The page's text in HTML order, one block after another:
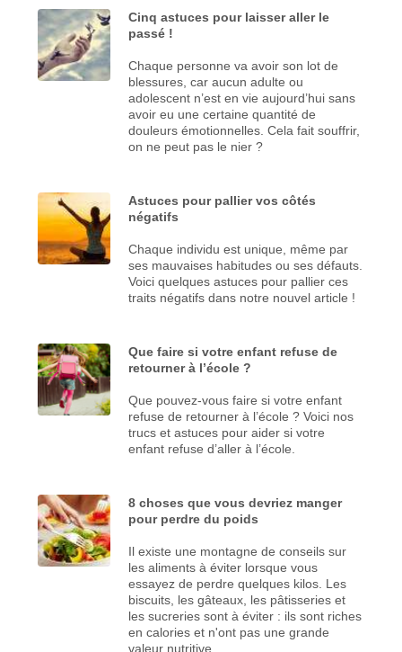
Cinq astuces pour laisser aller le
passé !
Chaque personne va avoir son lot de
blessures, car aucun adulte ou
adolescent n’est en vie aujourd’hui sans
avoir eu une certaine quantité de
douleurs émotionnelles. Cela fait souffrir,
on ne peut pas le nier ?
Astuces pour pallier vos côtés
négatifs
Chaque individu est unique, même par
ses mauvaises habitudes ou ses défauts.
Voici quelques astuces pour pallier ces
traits négatifs dans notre nouvel article !
Que faire si votre enfant refuse de
retourner à l’école ?
Que pouvez-vous faire si votre enfant
refuse de retourner à l’école ? Voici nos
trucs et astuces pour aider si votre
enfant refuse d’aller à l’école.
8 choses que vous devriez manger
pour perdre du poids
Il existe une montagne de conseils sur
les aliments à éviter lorsque vous
essayez de perdre quelques kilos. Les
biscuits, les gâteaux, les pâtisseries et
les sucreries sont à éviter : ils sont riches
en calories et n'ont pas une grande
valeur nutritive.